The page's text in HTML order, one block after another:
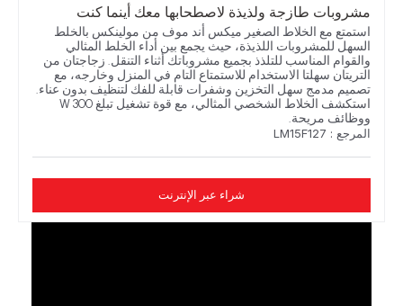
مشروبات طازجة ولذيذة لاصطحابها معك أينما كنت
استمتع مع الخلاط الصغير ميكس أند موف من مولينكس بالخلط
السهل للمشروبات اللذيذة، حيث يجمع بين أداء الخلط المثالي
والقوام المناسب للتلذذ بجميع مشروباتك أثناء التنقل. زجاجتان من
التريتان سهلتا الاستخدام للاستمتاع التام في المنزل وخارجه، مع
تصميم مدمج سهل التخزين وشفرات قابلة للفك لتنظيف بدون عناء.
استكشف الخلاط الشخصي المثالي، مع قوة تشغيل تبلغ 300 W
ووظائف مريحة.
المرجع : LM15F127
شراء عبر الإنترنت